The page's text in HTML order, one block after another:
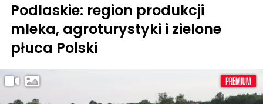
Podlaskie: region produkcji
mleka, agroturystyki i zielone
płuca Polski